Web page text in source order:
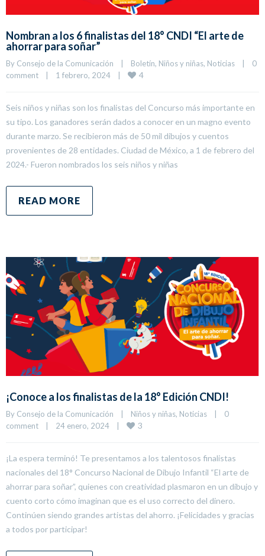
Nombran a los 6 finalistas del 18° CNDI “El arte de
ahorrar para soñar”
By Consejo de la Comunicación | Boletín, Niños y niñas, Noticias |
0
comment
| 1 febrero, 2024 | 4
Seis niños y niñas son los finalistas del Concurso más importante en
su tipo. Los ganadores serán dados a conocer en un magno evento
durante marzo. Se recibieron más de 50 mil dibujos y cuentos
provenientes de 28 entidades. Ciudad de México, a 1 de febrero del
2024.- Fueron nombrados los seis niños y niñas
READ MORE
¡Conoce a los finalistas de la 18° Edición CNDI!
By Consejo de la Comunicación Niños y niñas, Noticias
0
comment
24 enero, 2024 3
¡La espera terminó! Te presentamos a los talentosos finalistas
nacionales del 18° Concurso Nacional de Dibujo Infantil “El arte de
ahorrar para soñar”, quienes con creatividad plasmaron en un dibujo y
cuento corto cómo imaginan que es el uso correcto del dinero.
Continúen siendo grandes artistas del ahorro. ¡Felicidades y gracias
a todos por participar!